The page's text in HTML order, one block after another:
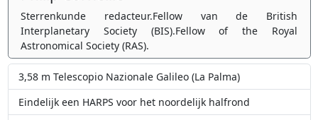
Sterrenkunde redacteur.Fellow van de British
Interplanetary Society (BIS).Fellow of the Royal
Astronomical Society (RAS).
3,58 m Telescopio Nazionale Galileo (La Palma)
Eindelijk een HARPS voor het noordelijk halfrond